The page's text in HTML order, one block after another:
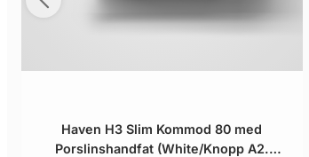
Haven H3 Slim Kommod 80 med
Porslinshandfat (White/Knopp A2.